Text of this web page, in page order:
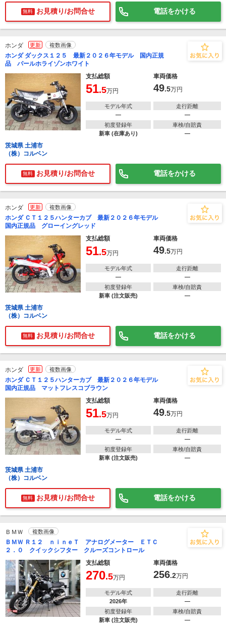
無料 お見積り/お問合せ 電話をかける
ホンダ 更新 複数画像
ホンダ ダックス１２５ 最新２０２６年モデル 国内正規
品 パールホライゾンホワイト
支払総額
車両価格
51.5万円 49.5万円
モデル年式
―
走行距離
―
初度登録年
新車 (在庫あり)
車検/自賠責
―
茨城県 土浦市
（株）コルベン
無料 お見積り/お問合せ 電話をかける
ホンダ 更新 複数画像
ホンダ ＣＴ１２５ハンターカブ 最新２０２６年モデル
国内正規品 グローイングレッド
支払総額
車両価格
51.5万円 49.5万円
モデル年式
―
走行距離
―
初度登録年
新車 (注文販売)
車検/自賠責
―
茨城県 土浦市
（株）コルベン
無料 お見積り/お問合せ 電話をかける
ホンダ 更新 複数画像
ホンダ ＣＴ１２５ハンターカブ 最新２０２６年モデル
国内正規品 マットフレスコブラウン
支払総額
車両価格
51.5万円 49.5万円
モデル年式
―
走行距離
―
初度登録年
新車 (注文販売)
車検/自賠責
―
茨城県 土浦市
（株）コルベン
無料 お見積り/お問合せ 電話をかける
ＢＭＷ 複数画像
ＢＭＷ Ｒ１２ ｎｉｎｅＴ アナログメーター ＥＴＣ
２．０ クイックシフター クルーズコントロール
支払総額
車両価格
270.5万円 256.2万円
モデル年式
2026年
走行距離
―
初度登録年
新車 (注文販売)
車検/自賠責
―